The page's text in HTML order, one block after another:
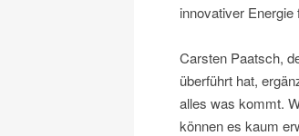
innovativer
Carsten Paatsch,
überführt hat,
alles was kommt.
können es kaum